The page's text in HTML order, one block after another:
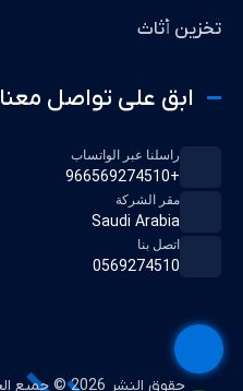
تخزين أثاث
ابق على تواصل معنا
راسلنا عبر الواتساب
+966569274510
مقر الشركة
Saudi Arabia
اتصل بنا
0569274510
حقوق النشر 2026 © جميع الحقوق محفوظة لشركة المكنان